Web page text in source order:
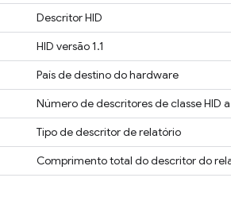
Descritor HID
HID versão 1.1
País de destino do hardware
Número de descritores de classe HID
Tipo de descritor de relatório
Comprimento total do descritor do